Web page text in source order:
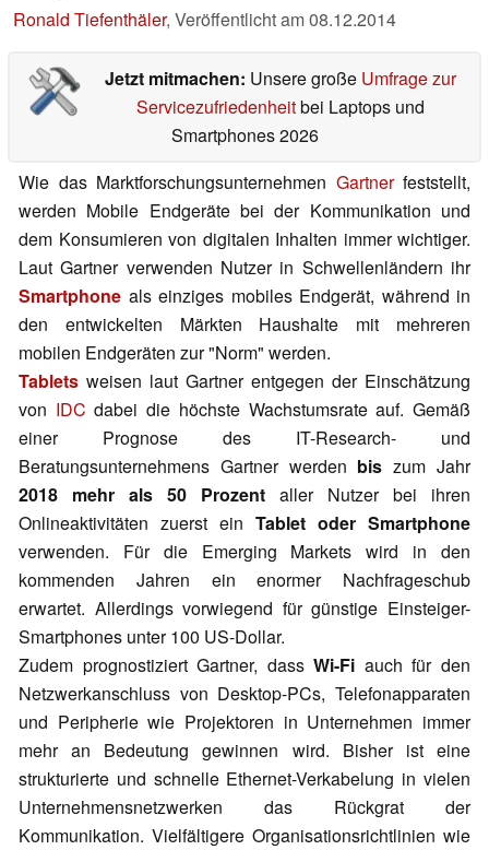
Ronald Tiefenthäler, Veröffentlicht am08.12.2014
Jetzt mitmachen: Unsere große Umfrage zur
Servicezufriedenheitbei Laptops und
Smartphones 2026
Wie das Marktforschungsunternehmen Gartnerfeststellt,
werden Mobile Endgeräte bei der Kommunikation und
dem Konsumieren von digitalen Inhalten immer wichtiger.
Laut Gartner verwenden Nutzer in Schwellenländern ihr
Smartphone als einziges mobiles Endgerät, während in
den entwickelten Märkten Haushalte mit mehreren
mobilen Endgeräten zur "Norm" werden.
Tablets weisen laut Gartner entgegen der Einschätzung
von IDC dabei die höchste Wachstumsrate auf. Gemäß
einer Prognose des IT-Research- und
Beratungsunternehmens Gartner werden bis zum Jahr
2018 mehr als 50 Prozent aller Nutzer bei ihren
Onlineaktivitäten zuerst ein Tablet oder Smartphone
verwenden. Für die Emerging Markets wird in den
kommenden Jahren ein enormer Nachfrageschub
erwartet. Allerdings vorwiegend für günstige Einsteiger-
Smartphones unter 100 US-Dollar.
Zudem prognostiziert Gartner, dassWi-Fi auch für den
Netzwerkanschluss von Desktop-PCs, Telefonapparaten
und Peripherie wie Projektoren in Unternehmen immer
mehr an Bedeutung gewinnen wird. Bisher ist eine
strukturierte und schnelle Ethernet-Verkabelung in vielen
Unternehmensnetzwerken das Rückgrat der
Kommunikation. Vielfältigere Organisationsrichtlinien wie